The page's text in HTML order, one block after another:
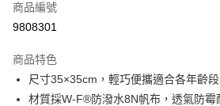
LINE Pay
大哥付你分期
相關說明
商品編號
9808301
商品特色
尺寸35×35cm，輕巧便攜適合各年齡段
材質採W-F®防潑水8N帆布，透氣防霉